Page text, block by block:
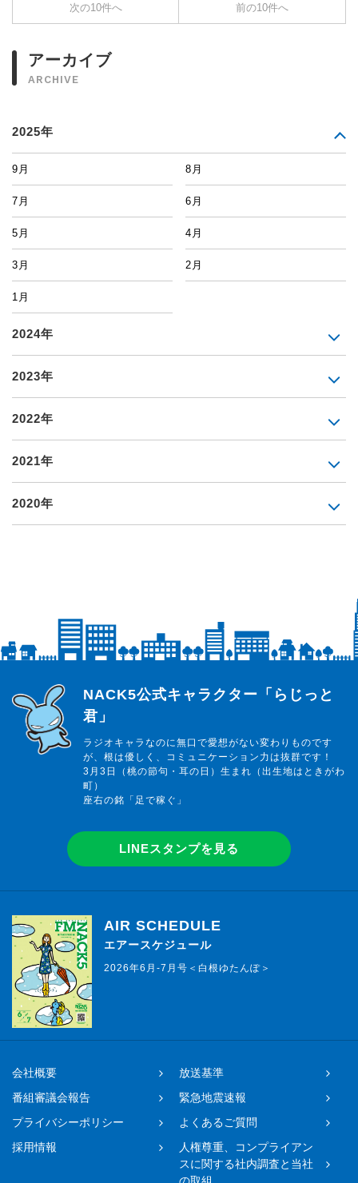
次の10件へ 前の10件へ
アーカイブ
ARCHIVE
2025年
9月 8月
7月 6月
5月 4月
3月 2月
1月
2024年
2023年
2022年
2021年
2020年
らじっと君
NACK5公式キャラクター「らじっと
君」
ラジオキャラなのに無口で愛想がない変わりものです
が、根は優しく、コミュニケーション力は抜群です！
3月3日（桃の節句・耳の日）生まれ（出生地はときがわ
町）
座右の銘「足で稼ぐ」
LINEスタンプを見る
AIR SCHEDULE
エアースケジュール
2026年6月-7月号＜白根ゆたんぽ＞
会社概要
放送基準
番組審議会報告
緊急地震速報
プライバシーポリシー
よくあるご質問
採用情報
人権尊重、コンプライアン
スに関する社内調査と当社
の取組